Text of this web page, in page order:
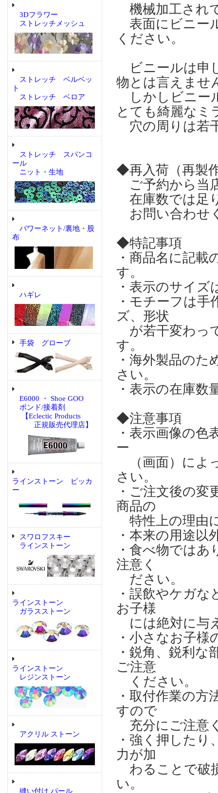
3Dフラワー
ストレッチメッシュ
ストレッチ ベルベッ
ト
ストレッチ ベロア
ストレッチ スパンコ
ール
ニット・生地
パワーネット/裏地・股
布
ハギレ
手袋 グローブ
E6000 ・ Shoe GOO
ボンド/接着剤
【Eclectic Products
正規販売代理店】
ラインストーン ピッカ
ー
スワロフスキー
ラインストーン
ラインストーン
ガラスストーン
ラインストーン
レジンストーン
アクリル ストーン
縫い付け パール
機械加工され
表面にビニー
ください。
ビニールは申
物とは言えませ
しかしビニー
とても綺麗なミ
穴の周りは若
◆再入荷（再
ご予約から当
在庫数では足
お問い合わせ
◆特記事項
・商品名に記
す。
・表示のサイ
・モチーフは
ズ、形状
が若干変わっ
す。
・海外製品の
さい。
・表示の在庫
◆注意事項
・表示画像の
ー
（画面）によ
さい。
・ご注文後の
商品の
特性上の理由
・本来の用途
・食べ物では
注意く
ださい。
・誤飲やケガ
お子様
には絶対に与
・小さなお子
・鋭角、鋭利
ご注意
ください。
・取付作業の
すので
充分にご注意
・強く押した
力が加
わることで破
い。